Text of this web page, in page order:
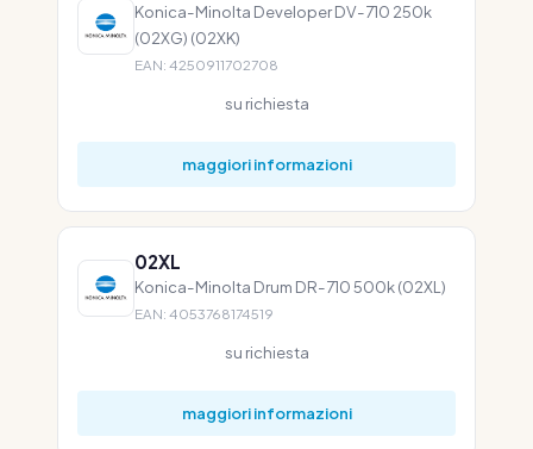
Konica-Minolta Developer DV-710 250k
(02XG) (02XK)
EAN: 4250911702708
su richiesta
maggiori informazioni
02XL
Konica-Minolta Drum DR-710 500k (02XL)
EAN: 4053768174519
su richiesta
maggiori informazioni